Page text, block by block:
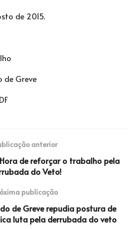
de 2015.
de Greve
anterior
de reforçar o trabalho pela
do Veto!
publicação
de Greve repudia postura de
luta pela derrubada do veto